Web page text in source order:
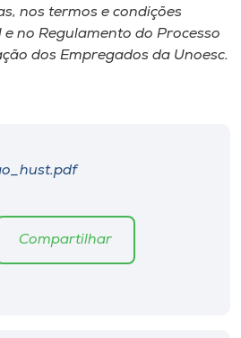
nos termos e condições
no Regulamento do Processo
dos Empregados da Unoesc.
Compartilhar